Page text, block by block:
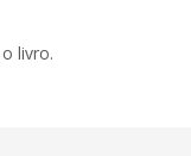
livro.